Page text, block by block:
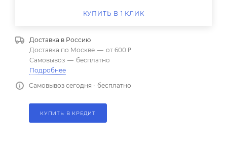
КУПИТЬ В 1 КЛИК
Доставка в Россию
Доставка по Москве — от 600 ₽
Самовывоз — бесплатно
Подробнее
Самовывоз сегодня - бесплатно
КУПИТЬ В КРЕДИТ